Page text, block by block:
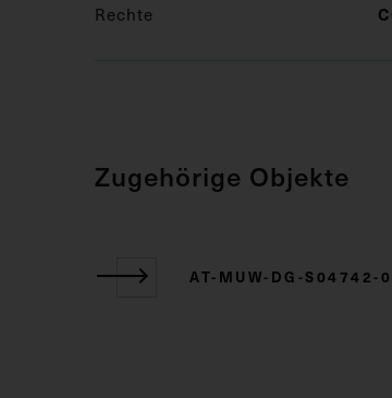
Rechte
Zugehörige Objekte
AT-MUW-DG-S04742-